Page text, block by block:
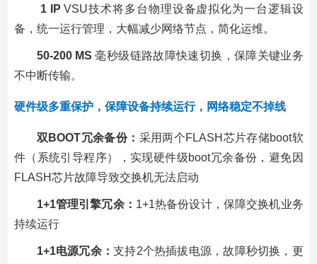
1 IP VSU技术将多台物理设备虚拟化为一台逻辑设
备，统一运行管理，大幅减少网络节点，简化运维。
50-200 MS毫秒级链路故障快速切换，保障关键业务
不中断传输。
硬件级多重保护，保障设备持续运行，网络稳定不掉线
双BOOT冗余备份： 采用两个FLASH芯片存储boot软
件（系统引导程序），实现硬件级boot冗余备份，避免因
FLASH芯片故障导致交换机无法启动
1+1管理引擎冗余： 1+1热备份设计，保障交换机业务
持续运行
1+1电源冗余：支持2个热插拔电源，故障秒切换，更